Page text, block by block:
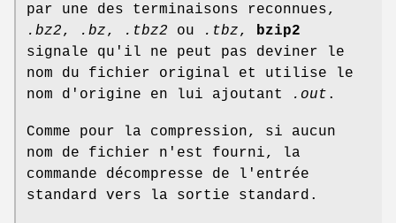
par une des terminaisons reconnues,
.bz2, .bz, .tbz2 ou .tbz,
bzip2
signale qu'il ne peut pas deviner le
nom du fichier original et utilise le
nom d'origine en lui ajoutant
.out .
Comme pour la compression, si aucun
nom de fichier n'est fourni, la
commande décompresse de l'entrée
standard vers la sortie standard.